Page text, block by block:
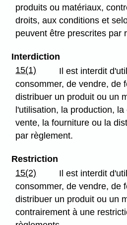
produits ou matériaux,
droits, aux conditions et
peuvent être prescrites par
Interdiction
15(1)
Il est interdit
consommer, de vendre, de
distribuer un produit ou un
l'utilisation, la production,
vente, la fourniture ou la
par règlement.
Restriction
15(2)
Il est interdit
consommer, de vendre, de
distribuer un produit ou un
contrairement à une